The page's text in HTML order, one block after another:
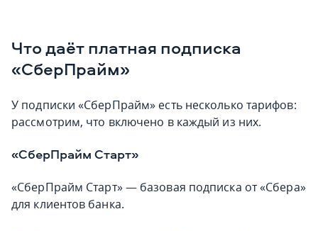
Что даёт платная подписка
«СберПрайм»
У подписки «СберПрайм» есть несколько тарифов:
рассмотрим, что включено в каждый из них.
«СберПрайм Старт»
«СберПрайм Старт» — базовая подписка от «Сбера»
для клиентов банка.